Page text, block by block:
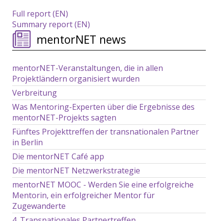
Full report (EN)
Summary report (EN)
mentorNET news
mentorNET-Veranstaltungen, die in allen
Projektländern organisiert wurden
Verbreitung
Was Mentoring-Experten über die Ergebnisse des
mentorNET-Projekts sagten
Fünftes Projekttreffen der transnationalen Partner
in Berlin
Die mentorNET Café app
Die mentorNET Netzwerkstrategie
mentorNET MOOC - Werden Sie eine erfolgreiche
Mentorin, ein erfolgreicher Mentor für
Zugewanderte